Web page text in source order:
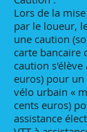
Lors de la
par le loueur,
une caution
carte bancaire
caution
euros) pour un
vélo urbain «
cents euros)
assistance